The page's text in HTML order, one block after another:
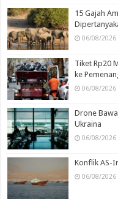
15 Gajah
06/08/2026
Tiket Rp20
ke
06/08/2026
Drone
Ukraina
06/08/2026
Konflik AS-
06/08/2026